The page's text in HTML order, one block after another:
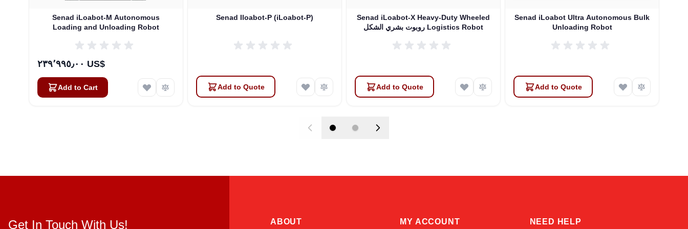
Senad iLoabot-M Autonomous
Loading and Unloading Robot
٢٣٩٬٩٩٥٫٠٠ US$
Add to Cart
Senad Iloabot-P (iLoabot-P)
Add to Quote
Senad iLoabot-X Heavy-Duty Wheeled
روبوت بشري الشكل Logistics Robot
Add to Quote
Senad iLoabot Ultra Autonomous Bulk
Unloading Robot
Add to Quote
Get In Touch With Us! ABOUT MY ACCOUNT NEED HELP